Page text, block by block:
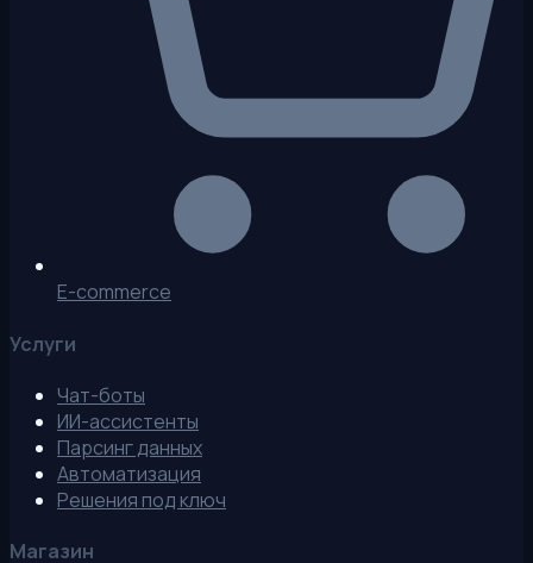
E-commerce
Услуги
Чат-боты
ИИ-ассистенты
Парсинг данных
Автоматизация
Решения под ключ
Магазин